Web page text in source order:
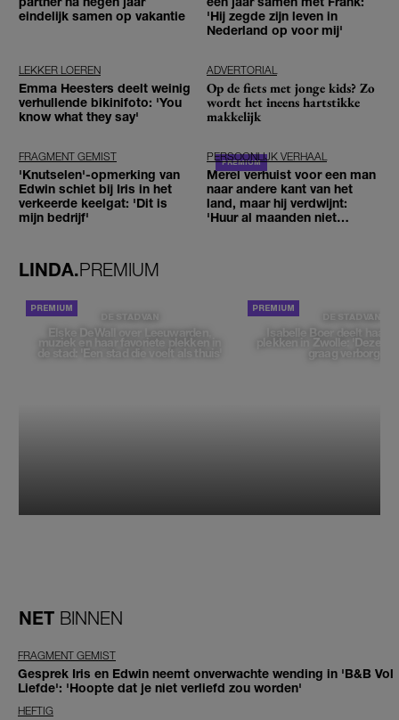
eindelijk samen op vakantie
'Hij zegde zijn leven in
Nederland op voor mij'
LEKKER LOEREN
Emma Heesters deelt weinig
verhullende bikinifoto: 'You
know what they say'
ADVERTORIAL
Op de fiets met jonge kids? Zo
wordt het ineens hartstikke
makkelijk
FRAGMENT GEMIST
'Knutselen'-opmerking van
Edwin schiet bij Iris in het
verkeerde keelgat: 'Dit is
mijn bedrijf'
PERSOONLIJK VERHAAL
Merel verhuist voor een man
naar andere kant van het
land, maar hij verdwijnt:
'Huur al maanden niet
LINDA.PREMIUM
DE STAD VAN
Elske DeWall over Leeuwarden,
muziek en haar favoriete plekken in
de stad: 'Een stad die voelt als thuis'
DE STAD VAN
Isabelle Boer deelt haar
plekken in Zwolle: 'Deze
graag verborgen'
NET BINNEN
FRAGMENT GEMIST
Gesprek Iris en Edwin neemt onverwachte wending in 'B&B Vol
Liefde': 'Hoopte dat je niet verliefd zou worden'
HEFTIG